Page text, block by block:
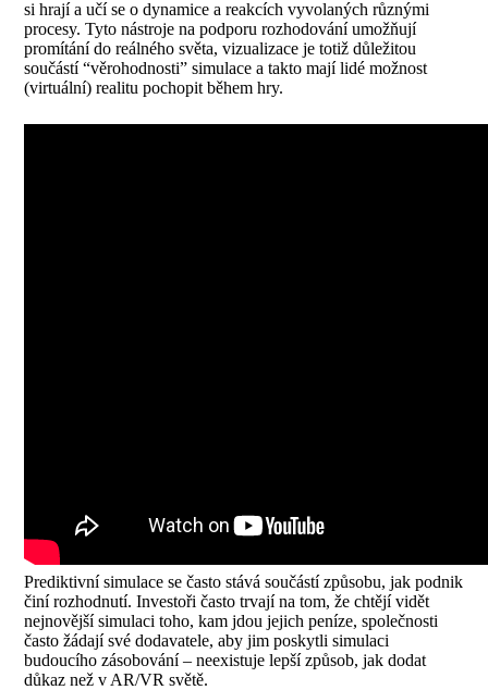
si hrají a učí se o dynamice a reakcích vyvolaných různými
procesy. Tyto nástroje na podporu rozhodování umožňují
promítání do reálného světa, vizualizace je totiž důležitou
součástí “věrohodnosti” simulace a takto mají lidé možnost
(virtuální) realitu pochopit během hry.
Prediktivní simulace se často stává součástí způsobu, jak podnik
činí rozhodnutí. Investoři často trvají na tom, že chtějí vidět
nejnovější simulaci toho, kam jdou jejich peníze, společnosti
často žádají své dodavatele, aby jim poskytli simulaci
budoucího zásobování – neexistuje lepší způsob, jak dodat
důkaz než v AR/VR světě.